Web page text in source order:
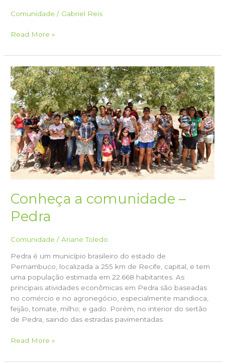
Comunidade / Gabriel Reis
Heitor
Read More »
Conheça a comunidade –
Pedra
Comunidade /Ariane Toledo
Pedra é um município brasileiro do estado de
Pernambuco, localizada a 255 km de Recife, capital, e tem
uma população estimada em 22.668 habitantes. As
principais atividades econômicas em Pedra são baseadas
no comércio e no agronegócio, especialmente mandioca,
feijão, tomate, milho; e gado. Porém, no interior do sertão
de Pedra, saindo das estradas pavimentadas
Conheça
comunidade
Read More »